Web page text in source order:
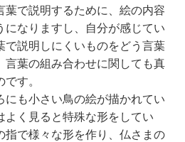
葉で説明するために、絵の内容
になりますし、自分が感じてい
で説明しにくいものをどう言葉
言葉の組み合わせに関しても真
す。
にも小さい鳥の絵が描かれてい
よく見ると特殊な形をしてい
指で様々な形を作り、仏さまの